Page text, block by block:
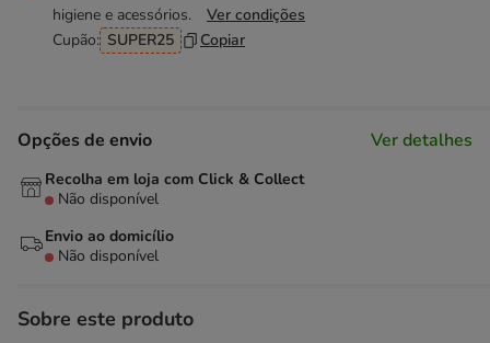
higiene e acessórios.
Ver condições
Cupão: SUPER25 Copiar
Opções de envio Ver detalhes
Recolha em loja com Click & Collect
Não disponível
Envio ao domicílio
Não disponível
Sobre este produto